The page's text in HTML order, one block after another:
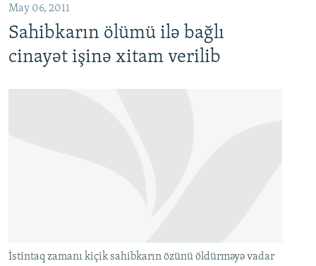
qayıt
Axtarışa
#ƏSLINDƏ
QANUNI DOĞRU
May 06, 2011
Sahibkarın ölümü ilə bağlı
cinayət işinə xitam verilib
İstintaq zamanı kiçik sahibkarın özünü öldürməyə vadar